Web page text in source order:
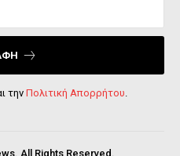
την Πολιτική Απορρήτου.
All Rights Reserved.